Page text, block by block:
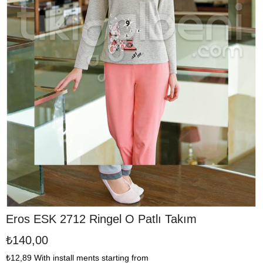
Eros ESK 2712 Ringel O Patlı Takım
₺140,00
₺12,89 With install ments starting from